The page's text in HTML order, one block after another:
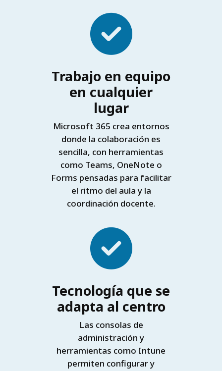
Trabajo en equipo
en cualquier
lugar
Microsoft 365 crea entornos
donde la colaboración es
sencilla, con herramientas
como Teams, OneNote o
Forms pensadas para facilitar
el ritmo del aula y la
coordinación docente.
Tecnología que se
adapta al centro
Las consolas de
administración y
herramientas como Intune
permiten configurar y